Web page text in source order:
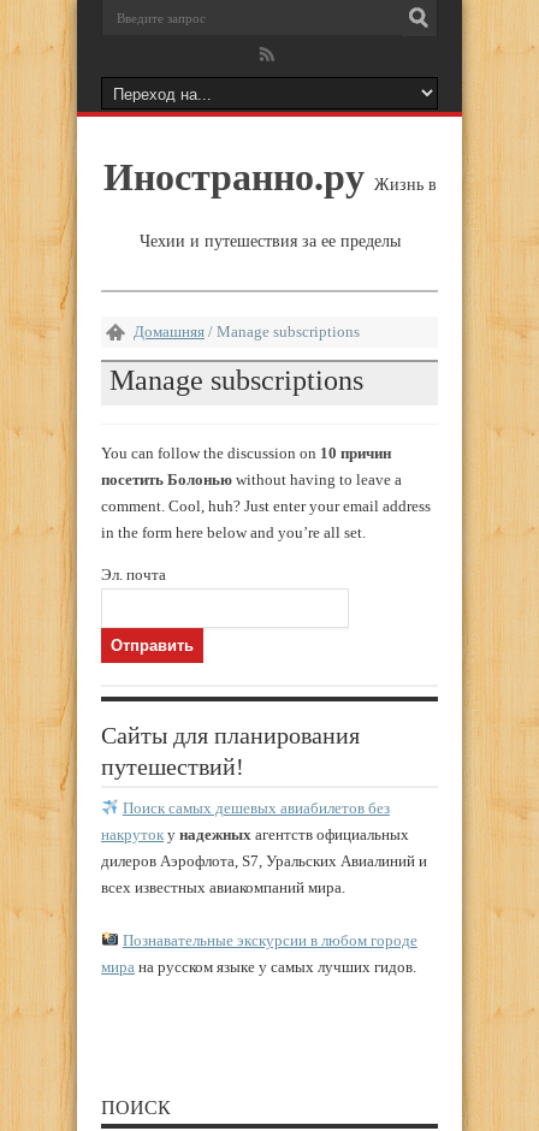
Иностранно.ру Жизнь в
Чехии и путешествия за ее пределы
Домашняя / Manage subscriptions
Manage subscriptions
You can follow the discussion on 10 причин
посетить Болонью without having to leave a
comment. Cool, huh? Just enter your email address
in the form here below and you’re all set.
Эл. почта
Сайты для планирования
путешествий!
Поиск самых дешевых авиабилетов без
накруток у надежных агентств официальных
дилеров Аэрофлота, S7, Уральских Авиалиний и
всех известных авиакомпаний мира.
Познавательные экскурсии в любом городе
мира на русском языке у самых лучших гидов.
ПОИСК